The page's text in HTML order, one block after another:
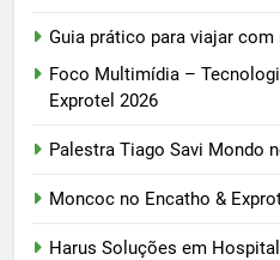
Guia prático para viajar com
Foco Multimídia –
Exprotel 2026
Palestra Tiago Savi Mondo
Moncoc no Encatho &
Harus Soluções em